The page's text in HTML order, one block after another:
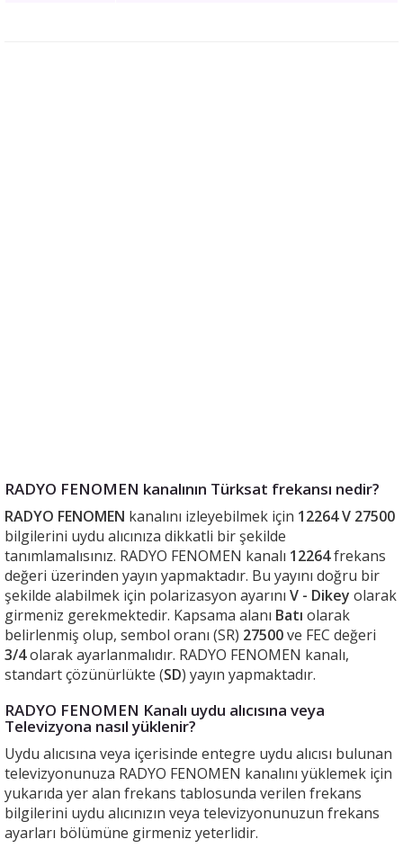
RADYO FENOMEN kanalının Türksat frekansı nedir?
RADYO FENOMEN kanalını izleyebilmek için 12264 V 27500
bilgilerini uydu alıcınıza dikkatli bir şekilde
tanımlamalısınız. RADYO FENOMEN kanalı 12264frekans
değeri üzerinden yayın yapmaktadır. Bu yayını doğru bir
şekilde alabilmek için polarizasyon ayarını V - Dikey olarak
girmeniz gerekmektedir. Kapsama alanı Batı olarak
belirlenmiş olup, sembol oranı (SR) 27500ve FEC değeri
3/4olarak ayarlanmalıdır. RADYO FENOMEN kanalı,
standart çözünürlükte (SD) yayın yapmaktadır.
RADYO FENOMEN Kanalı uydu alıcısına veya
Televizyona nasıl yüklenir?
Uydu alıcısına veya içerisinde entegre uydu alıcısı bulunan
televizyonunuza RADYO FENOMEN kanalını yüklemek için
yukarıda yer alan frekans tablosunda verilen frekans
bilgilerini uydu alıcınızın veya televizyonunuzun frekans
ayarları bölümüne girmeniz yeterlidir.